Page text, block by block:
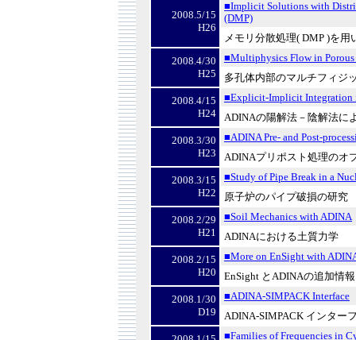
2008.5/15
H26
■Implicit Solutions with
(DMP)
メモリ分散処理( DMP )を用
2008.4/30
H25
■Multiphysics Flow in
多孔体内部のマルチフィジ
2008.4/15
H24
■Explicit-Implicit Integration
ADINAの陽解法－陰解法に
2008.3/30
H23
■ADINA Pre- and Post-
ADINAプリポスト処理のオ
2008.3/15
H22
■Study of Pipe Break in a
原子炉のパイプ破損の研究
2008.2/29
H21
■Soil Mechanics with ADINA
ADINAにおける土質力学
2008.2/15
H20
■More on EnSight with
EnSight と ADINAの追加情報
2008.1/30
D19
■ADINA-SIMPACK Interface
ADINA-SIMPACK インター
■Families of Frequencies in